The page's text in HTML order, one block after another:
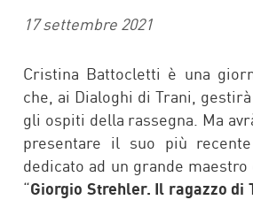
17 settembre 2021
Cristina Battocletti è una
che, ai Dialoghi di Trani,
gli ospiti della rassegna. Ma
presentare il suo più
dedicato ad un grande
“Giorgio Strehler. Il ragazzo di